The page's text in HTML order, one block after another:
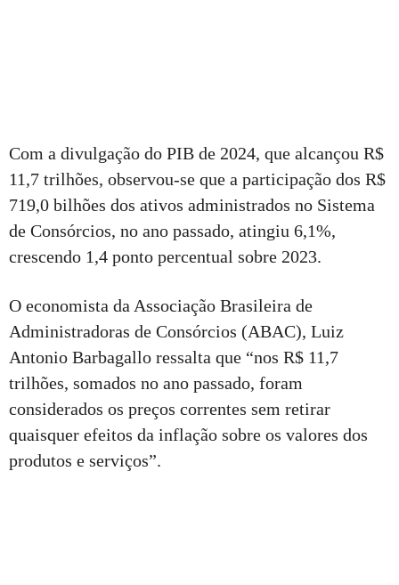
Com a divulgação do PIB de 2024, que alcançou R$
11,7 trilhões, observou-se que a participação dos R$
719,0 bilhões dos ativos administrados no Sistema
de Consórcios, no ano passado, atingiu 6,1%,
crescendo 1,4 ponto percentual sobre 2023.
O economista da Associação Brasileira de
Administradoras de Consórcios (ABAC), Luiz
Antonio Barbagallo ressalta que “nos R$ 11,7
trilhões, somados no ano passado, foram
considerados os preços correntes sem retirar
quaisquer efeitos da inflação sobre os valores dos
produtos e serviços”.